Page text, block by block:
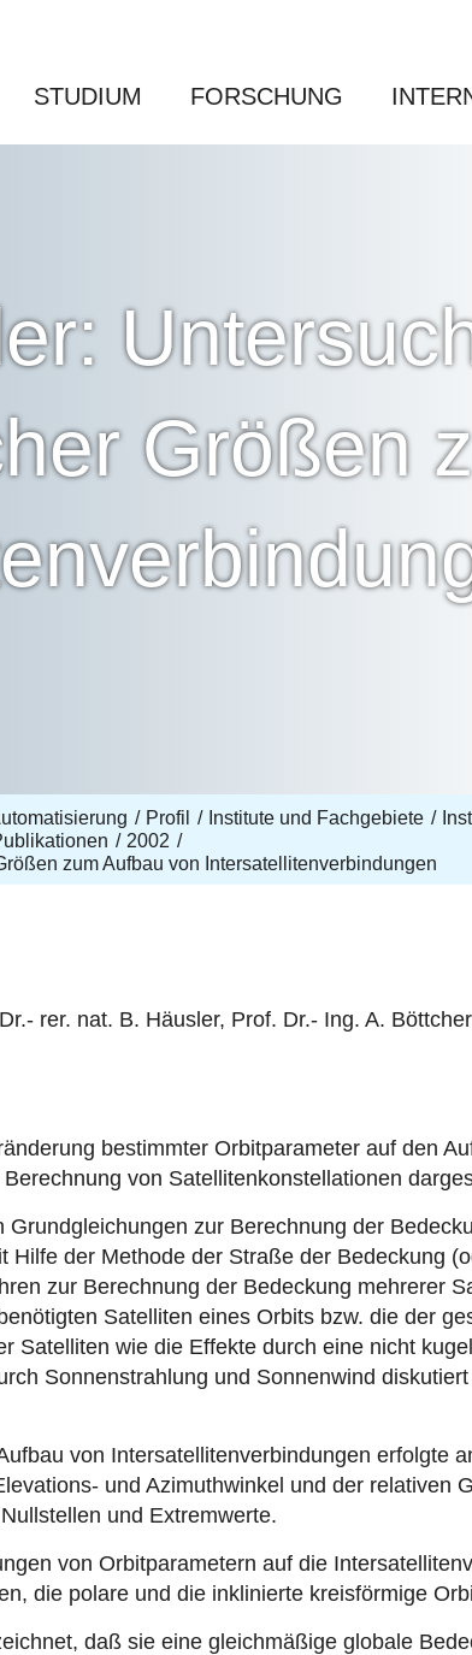
STUDIUM FORSCHUNG
Größen
Profil Institute und Fachgebiete
2002
zum Aufbau von Intersatellitenverbindungen
rer. nat. B. Häusler, Prof. Dr.- Ing. A. Böttcher
bestimmter Orbitparameter auf den
von Satellitenkonstellationen
zur Berechnung der
Hilfe der Methode der Straße der Bedeckung
zur Berechnung der Bedeckung mehrerer
Satelliten eines Orbits bzw. die der
Satelliten wie die Effekte durch eine nicht
Sonnenstrahlung und Sonnenwind
von Intersatellitenverbindungen erfolgte
und Azimuthwinkel und der relativen
und Extremwerte.
von Orbitparametern auf die
die polare und die inklinierte kreisförmige
daß sie eine gleichmäßige globale